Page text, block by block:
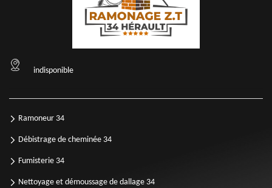
indisponible
Ramoneur 34
Débistrage de cheminée 34
Fumisterie 34
Nettoyage et démoussage de dallage 34